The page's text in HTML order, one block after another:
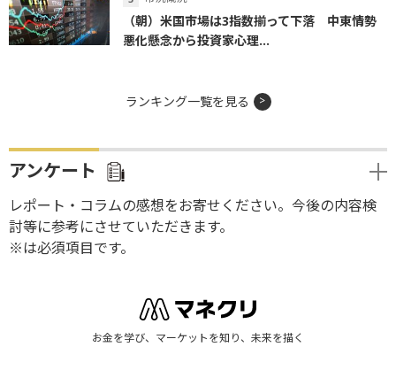
（朝）米国市場は3指数揃って下落 中東情勢
悪化懸念から投資家心理...
ランキング一覧を見る
アンケート
レポート・コラムの感想をお寄せください。今後の内容検
討等に参考にさせていただきます。
※は必須項目です。
お金を学び、マーケットを知り、未来を描く